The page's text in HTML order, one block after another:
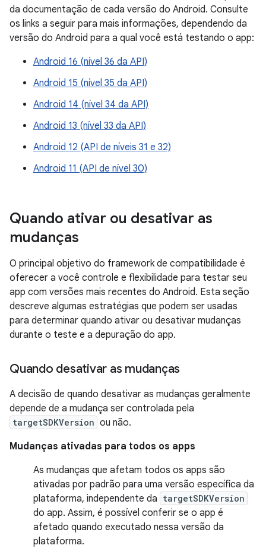
da documentação de cada versão do Android. Consulte
os links a seguir para mais informações, dependendo da
versão do Android para a qual você está testando o app:
Android 16 (nível 36 da API)
Android 15 (nível 35 da API)
Android 14 (nível 34 da API)
Android 13 (nível 33 da API)
Android 12 (API de níveis 31 e 32)
Android 11 (API de nível 30)
Quando ativar ou desativar as
mudanças
O principal objetivo do framework de compatibilidade é
oferecer a você controle e flexibilidade para testar seu
app com versões mais recentes do Android. Esta seção
descreve algumas estratégias que podem ser usadas
para determinar quando ativar ou desativar mudanças
durante o teste e a depuração do app.
Quando desativar as mudanças
A decisão de quando desativar as mudanças geralmente
depende de a mudança ser controlada pela
targetSDKVersion ou não.
Mudanças ativadas para todos os apps
As mudanças que afetam todos os apps são
ativadas por padrão para uma versão específica da
plataforma, independente da targetSDKVersion
do app. Assim, é possível conferir se o app é
afetado quando executado nessa versão da
plataforma.